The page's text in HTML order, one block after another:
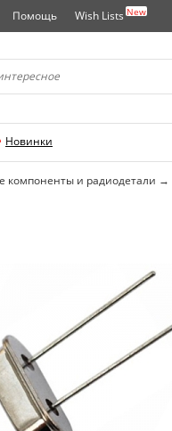
Помощь Wish Lists New
Новинки
компоненты и радиодетали →